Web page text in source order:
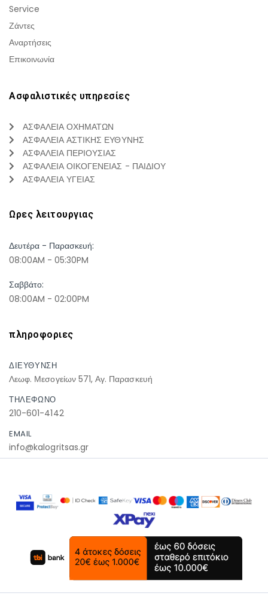
Service
Ζάντες
Αναρτήσεις
Επικοινωνία
Ασφαλιστικές υπηρεσίες
ΑΣΦΑΛΕΙΑ ΟΧΗΜΑΤΩΝ
ΑΣΦΑΛΕΙΑ ΑΣΤΙΚΗΣ ΕΥΘΥΝΗΣ
ΑΣΦΑΛΕΙΑ ΠΕΡΙΟΥΣΙΑΣ
ΑΣΦΑΛΕΙΑ ΟΙΚΟΓΕΝΕΙΑΣ - ΠΑΙΔΙΟΥ
ΑΣΦΑΛΕΙΑ ΥΓΕΙΑΣ
Ωρες λειτουργιας
Δευτέρα - Παρασκευή:
08:00AM - 05:30PM
Σαββάτο:
08:00AM - 02:00PM
πληροφοριες
ΔΙΕΥΘΥΝΣΗ
Λεωφ. Μεσογείων 571, Αγ. Παρασκευή
ΤΗΛΕΦΩΝΟ
210-601-4142
EMAIL
info@kalogritsas.gr